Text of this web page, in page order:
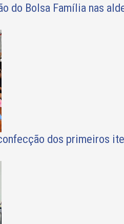
do Bolsa Família nas
dos primeiros